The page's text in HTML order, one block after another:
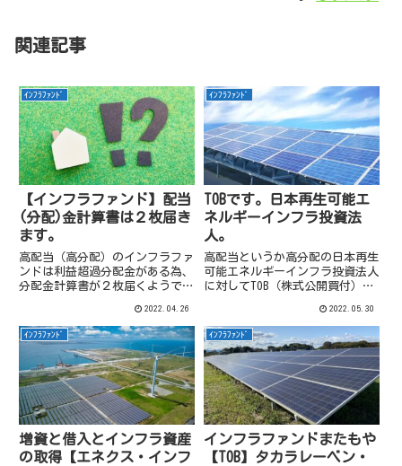
関連記事
ｲﾝﾌﾗﾌｧﾝﾄﾞ
【インフラファンド】配当
(分配)金計算書は２枚届き
ます。
高配当（高分配）のインフラファ
ンドは利益超過分配金がある為、
分配金計算書が２枚届くようで
2022.04.26
ｲﾝﾌﾗﾌｧﾝﾄﾞ
TOBです。日本再生可能エ
ネルギーインフラ投資法
人。
高配当というか高分配の日本再生
可能エネルギーインフラ投資法人
に対してTOB（株式公開買付）が
辺り確認してみます。
2022.05.30
ｲﾝﾌﾗﾌｧﾝﾄﾞ
増資と借入とインフラ資産
の取得【エネクス・インフ
ｲﾝﾌﾗﾌｧﾝﾄﾞ
インフラファンドまたもや
【TOB】タカラレーベン・